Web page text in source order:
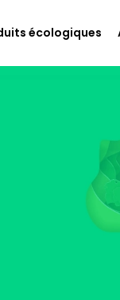
écologiques